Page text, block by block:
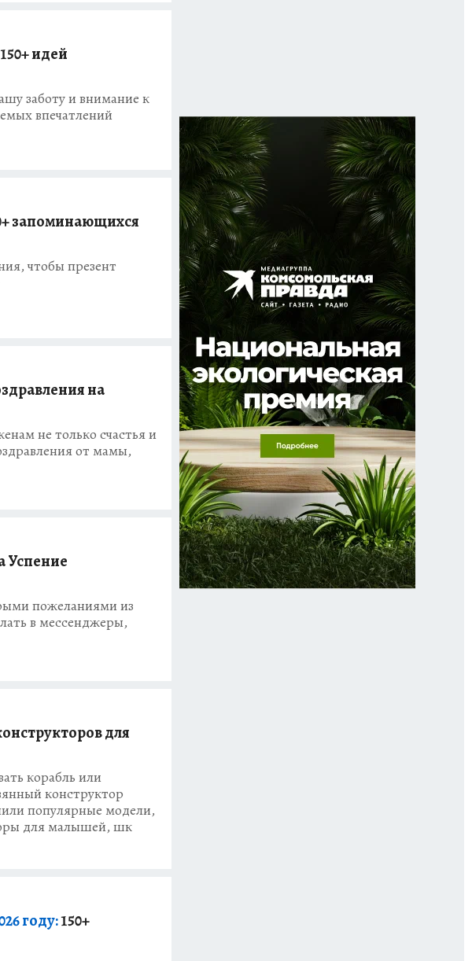
150+ идей
заботу и внимание к
впечатлений
запоминающихся
чтобы презент
на
не только счастья и
от мамы,
Успение
пожеланиями из
в мессенджеры,
для
корабль или
конструктор
популярные модели,
для малышей, шк
году:150+